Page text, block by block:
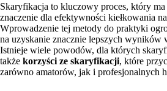
Skaryfikacja to kluczowy proces, który ma
znaczenie dla efektywności kiełkowania
Wprowadzenie tej metody do praktyki
na uzyskanie znacznie lepszych wyników
Istnieje wiele powodów, dla których
także korzyści ze skaryfikacji, które
zarówno amatorów, jak i profesjonalnych